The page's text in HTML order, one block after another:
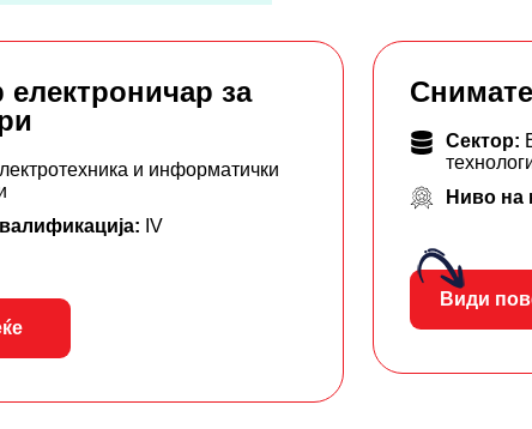
електроничар за
и информатички
IV
Сектор:
Ниво на
Види